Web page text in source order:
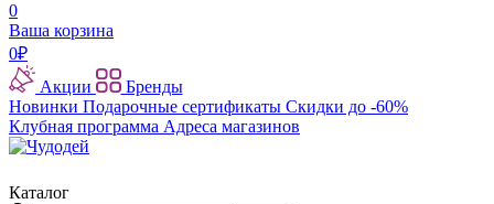
0
Ваша корзина
0₽
Акции
Бренды
Новинки Подарочные сертификаты Скидки до -60%
Клубная программа Адреса магазинов
Каталог